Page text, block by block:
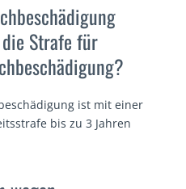
Strafe für
ist mit einer
bis zu 3 Jahren